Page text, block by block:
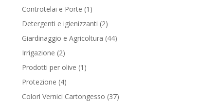
product
Controtelai e Porte 1 1
product
Detergenti e igienizzanti 22
products
Giardinaggio e Agricoltura 4444
Irrigazione 22
products
Prodotti per olive 1 1
Protezione 44
products
Colori Vernici Cartongesso 3737